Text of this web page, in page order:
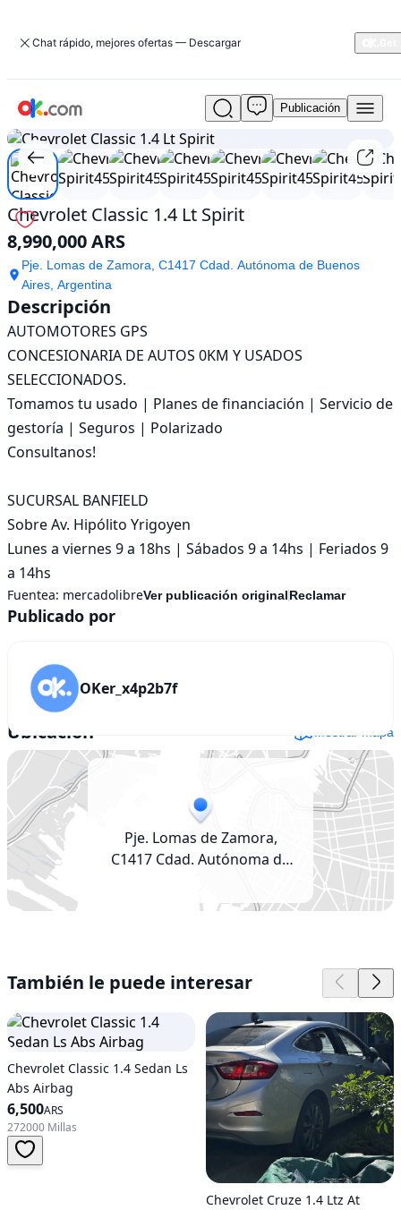
Chat rápido, mejores ofertas — Descargar
Usado
Chevrolet
Classic
1.4
Lt
Spirit
En
venta
8,990,000
ARS
Publicación
1/20
Chevrolet Classic 1.4 Lt Spirit
8,990,000 ARS
Pje. Lomas de Zamora, C1417 Cdad. Autónoma de Buenos
Aires, Argentina
Descripción
AUTOMOTORES GPS
CONCESIONARIA DE AUTOS 0KM Y USADOS
SELECCIONADOS.
Tomamos tu usado | Planes de financiación | Servicio de
gestoría | Seguros | Polarizado
Consultanos!
SUCURSAL BANFIELD
Sobre Av. Hipólito Yrigoyen
Lunes a viernes 9 a 18hs | Sábados 9 a 14hs | Feriados 9
a 14hs
Fuentea: mercadolibreVer publicación originalReclamar
Publicado por
OKer_x4p2b7f
Ubicación Mostrar mapa
Pje. Lomas de Zamora,
C1417 Cdad. Autónoma de
También le puede interesar
Chevrolet Classic 1.4 Sedan Ls
Abs Airbag
6,500ARS
272000 Millas
Chevrolet Cruze 1.4 Ltz At